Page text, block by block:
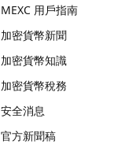
MEXC 用戶指南
加密貨幣新聞
加密貨幣知識
加密貨幣稅務
安全消息
官方新聞稿